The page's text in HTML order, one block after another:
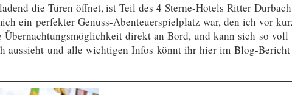
die Türen öffnet, ist Teil des 4 Sterne-Hotels Ritter
ein perfekter Genuss-Abenteuerspielplatz war, den ich vor
Übernachtungsmöglichkeit direkt an Bord, und kann sich so
aussieht und alle wichtigen Infos könnt ihr hier im Blog-